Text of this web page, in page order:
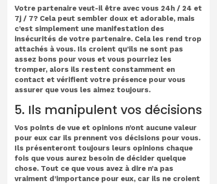
Votre partenaire veut-il être avec vous 24h / 24 et
7j / 7? Cela peut sembler doux et adorable, mais
c’est simplement une manifestation des
insécurités de votre partenaire. Cela les rend trop
attachés à vous. Ils croient qu’ils ne sont pas
assez bons pour vous et vous pourriez les
tromper, alors ils restent constamment en
contact et vérifient votre présence pour vous
assurer que vous les aimez toujours.
5. Ils manipulent vos décisions
Vos points de vue et opinions n’ont aucune valeur
pour eux car ils prennent vos décisions pour vous.
Ils présenteront toujours leurs opinions chaque
fois que vous aurez besoin de décider quelque
chose. Tout ce que vous avez à dire n’a pas
vraiment d’importance pour eux, car ils ne croient